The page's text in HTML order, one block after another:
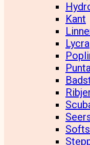
Kant
Lycra